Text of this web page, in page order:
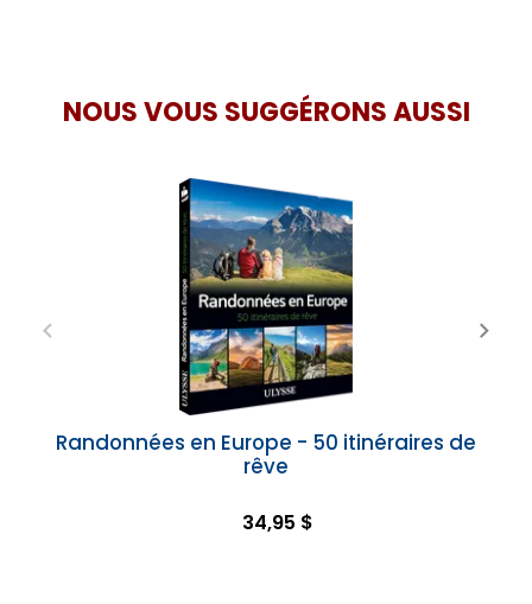
NOUS VOUS SUGGÉRONS AUSSI
Randonnées en Europe - 50 itinéraires de
rêve
34,95 $